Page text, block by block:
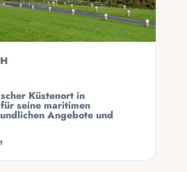
Küstenort in
seine maritimen
Angebote und